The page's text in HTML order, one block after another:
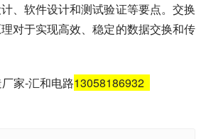
、软件设计和测试验证等要点。交换
对于实现高效、稳定的数据交换和传
家-汇和电路13058186932